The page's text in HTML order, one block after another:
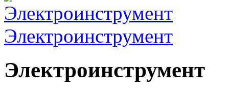
Электроинструмент
Электроинструмент